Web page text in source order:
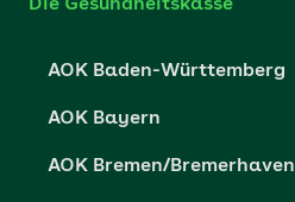
Partner der AOK
Presse- und Politikportal
Vertriebspartner-Service
Die Gesundheitskasse
AOK Baden-Württemberg
AOK Bayern
AOK Bremen/Bremerhaven